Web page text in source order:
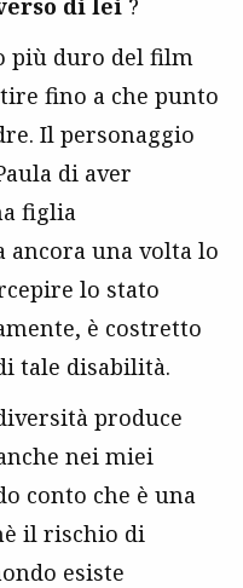
di lei ?
più duro del film
fino a che punto
Il personaggio
di aver
figlia
ancora una volta lo
lo stato
è costretto
tale disabilità.
produce
nei miei
conto che è una
il rischio di
esiste